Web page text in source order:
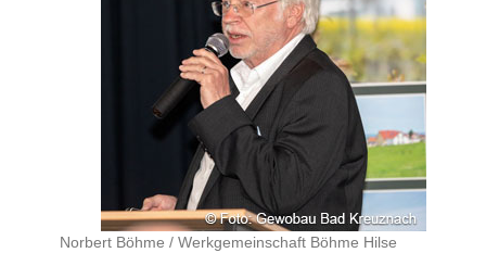
Norbert Böhme / Werkgemeinschaft Böhme Hilse